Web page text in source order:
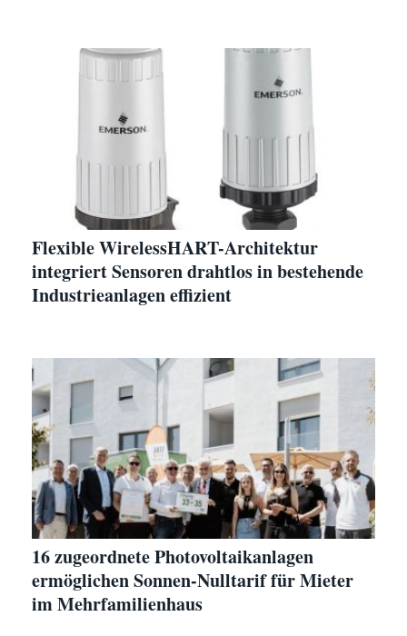
Flexible WirelessHART-Architektur
integriert Sensoren drahtlos in bestehende
Industrieanlagen effizient
16 zugeordnete Photovoltaikanlagen
ermöglichen Sonnen-Nulltarif für Mieter
im Mehrfamilienhaus